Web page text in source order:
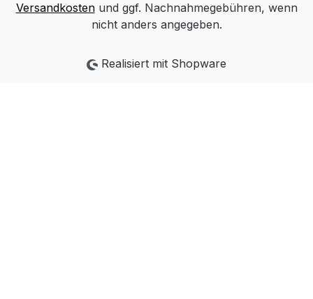
Versandkostenund ggf. Nachnahmegebühren, wenn
nicht anders angegeben.
Realisiert mit Shopware